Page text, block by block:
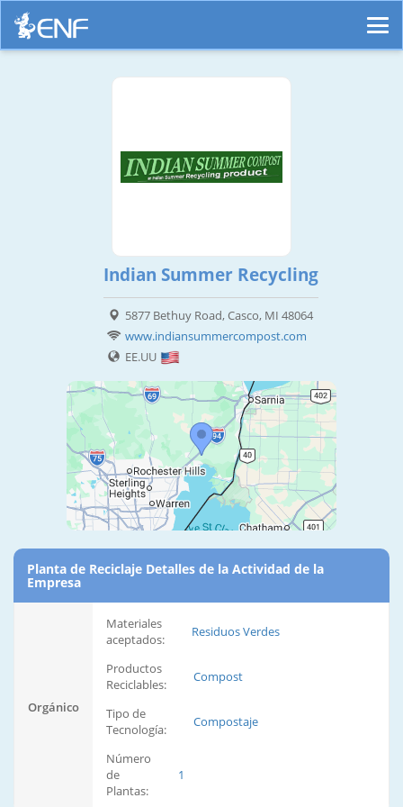
Indian Summer Recycling
5877 Bethuy Road, Casco, MI 48064
www.indiansummercompost.com
EE.UU
Planta de Reciclaje Detalles de la Actividad de la
Empresa
Orgánico
Materiales
aceptados:
Residuos Verdes
Productos
Reciclables:
Compost
Tipo de
Tecnología:
Compostaje
Número
de
Plantas:
1